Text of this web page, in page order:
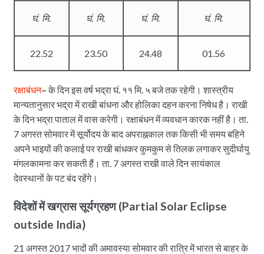
घं. मि. घं. मि. घं. मि. घं. मि.
22.52 23.50 24.48 01.56
रक्षाबंधन–के दिन इस वर्ष भद्रा घं. ११ मि. ५ बजे तक रहेगी। शास्त्रीय
मान्यतानुसार भद्रा में राखी बांधना और होलिका दहन करना निषेध है। राखी
के दिन भद्रा पाताल में वास करेगी। रक्षाबंधन में व्यवधान कारक नहीं है। ता.
7 अगस्त सोमवार में सूर्योदय के बाद अपराह्नकाल तक किसी भी समय बहिने
अपने भाइयों की कलाई पर राखी बांधकर कुमकुम से तिलक लगाकर सुदीर्घायु
मंगलकामना कर सकती हैं। ता. 7 अगस्त राखी वाले दिन सायंकाल
देवस्थानों के पट बंद रहेंगे।
विदेशों में खग्रास सूर्यग्रहण (Partial Solar Eclipse
outside India)
21 अगस्त 2017 भादों की अमावस्या सोमवार की रात्रि में भारत से बाहर के